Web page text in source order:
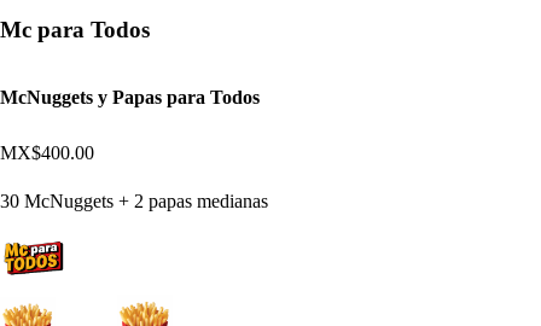
Mc para Todos
McNuggets y Papas para Todos
MX$400.00
30 McNuggets + 2 papas medianas